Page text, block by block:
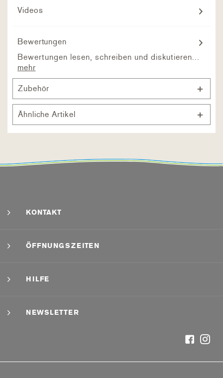
Videos
Bewertungen
Bewertungen lesen, schreiben und diskutieren...
mehr
Zubehör
Ähnliche Artikel
KONTAKT
ÖFFNUNGSZEITEN
HILFE
NEWSLETTER